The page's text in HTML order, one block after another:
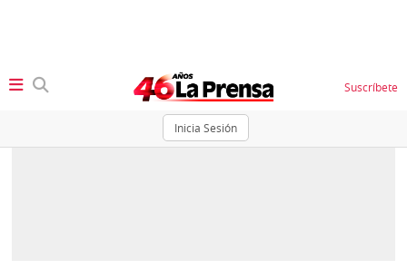
Inicia Sesión
Suscríbete